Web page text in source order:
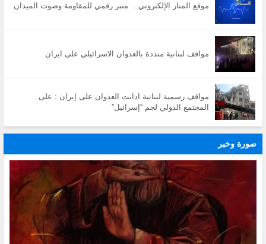
موقع المنار الإلكتروني… منبر رقمي للمقاومة وصوت الميدان
مواقف لبنانية منددة بالعدوان الاسرائيلي على ايران
مواقف رسمية لبنانية ادانت العدوان على إيران : على
المجتمع الدولي لجم “إسرائيل”
صورة وخبر